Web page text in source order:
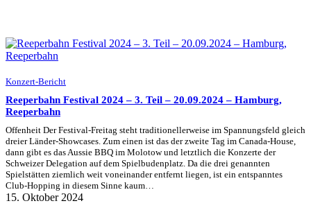
Konzert-Bericht
Reeperbahn Festival 2024 – 3. Teil – 20.09.2024 – Hamburg,
Reeperbahn
Offenheit Der Festival-Freitag steht traditionellerweise im Spannungsfeld gleich
dreier Länder-Showcases. Zum einen ist das der zweite Tag im Canada-House,
dann gibt es das Aussie BBQ im Molotow und letztlich die Konzerte der
Schweizer Delegation auf dem Spielbudenplatz. Da die drei genannten
Spielstätten ziemlich weit voneinander entfernt liegen, ist ein entspanntes
Club-Hopping in diesem Sinne kaum…
15. Oktober 2024